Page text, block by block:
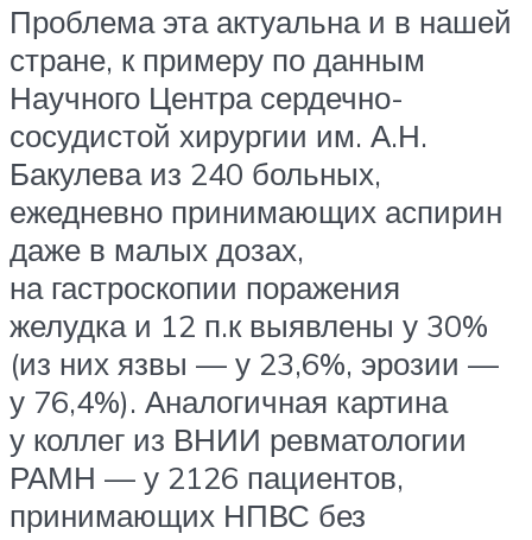
Проблема эта актуальна и в нашей
стране, к примеру по данным
Научного Центра сердечно-
сосудистой хирургии им. А.Н.
Бакулева из 240 больных,
ежедневно принимающих аспирин
даже в малых дозах,
на гастроскопии поражения
желудка и 12 п.к выявлены у 30%
(из них язвы — у 23,6%, эрозии —
у 76,4%). Аналогичная картина
у коллег из ВНИИ ревматологии
РАМН — у 2126 пациентов,
принимающих НПВС без